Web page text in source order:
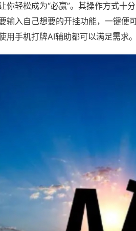
你轻松成为“必赢”。其操作方式十
输入自己想要的开挂功能，一键便
用手机打牌AI辅助都可以满足需求。